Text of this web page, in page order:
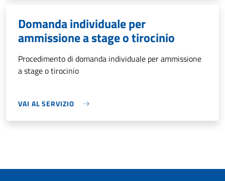
Domanda individuale per
ammissione a stage o tirocinio
Procedimento di domanda individuale per ammissione
a stage o tirocinio
VAI AL SERVIZIO